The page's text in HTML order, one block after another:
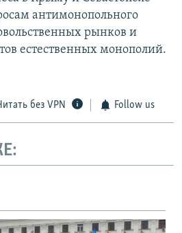
антимонопольного
рынков и
естественных монополий.
без VPN Follow us